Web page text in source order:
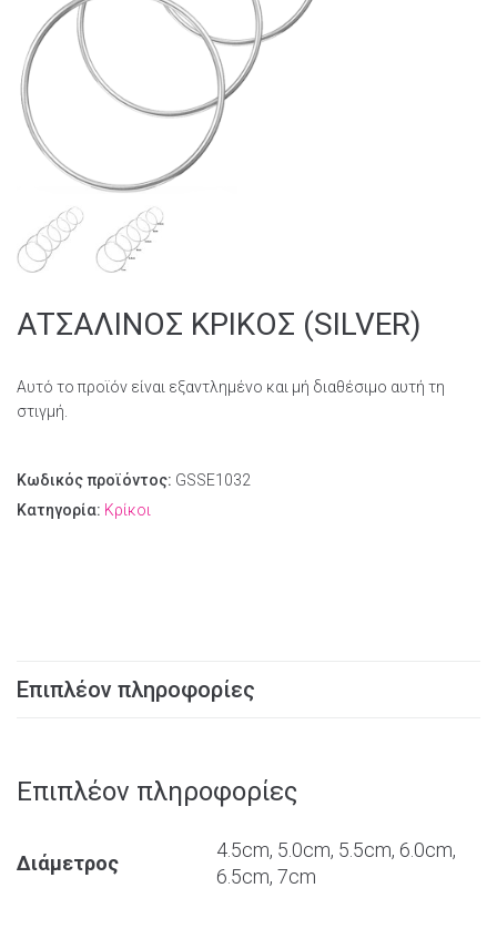
ΑΤΣΑΛΙΝΟΣ ΚΡΙΚΟΣ (SILVER)
Αυτό το προϊόν είναι εξαντλημένο και μή διαθέσιμο αυτή τη
στιγμή.
Κωδικός προϊόντος: GSSE1032
Κατηγορία: Κρίκοι
Επιπλέον πληροφορίες
Επιπλέον πληροφορίες
Διάμετρος
4.5cm, 5.0cm, 5.5cm, 6.0cm,
6.5cm, 7cm